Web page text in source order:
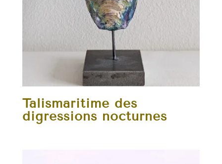
Talismaritime des
digressions nocturnes